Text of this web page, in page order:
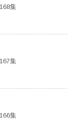
集
集
集